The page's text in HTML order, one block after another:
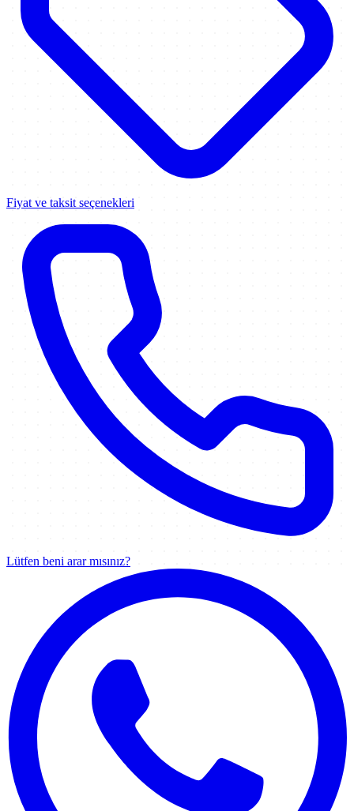
Fiyat ve taksit seçenekleri
Lütfen beni arar mısınız?